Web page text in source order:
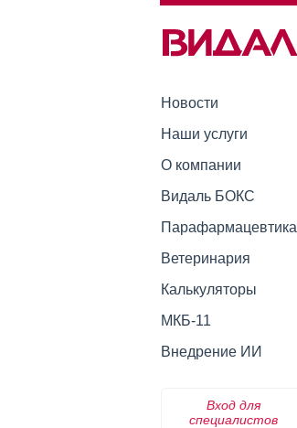
Новости
Наши услуги
О компании
Видаль БОКС
Парафармацевтика
Ветеринария
Калькуляторы
МКБ-11
Внедрение ИИ
Вход для
специалистов